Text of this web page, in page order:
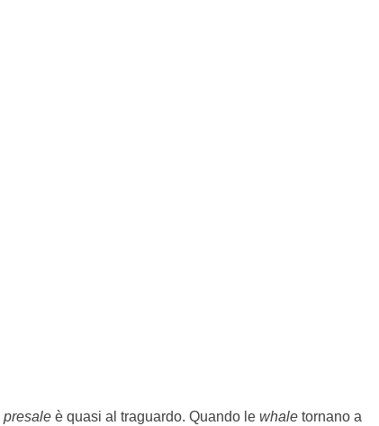
presaleè quasi al traguardo. Quando le whaletornano a